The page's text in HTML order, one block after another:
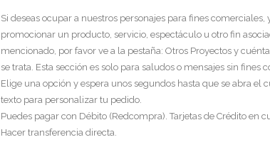
Si deseas ocupar a nuestros personajes para fines comerciales,
promocionar un producto, servicio, espectáculo u otro fin
mencionado, por favor ve a la pestaña: Otros Proyectos y
se trata. Esta sección es solo para saludos o mensajes sin fines
Elige una opción y espera unos segundos hasta que se abra el
texto para personalizar tu pedido.
Puedes pagar con Débito (Redcompra). Tarjetas de Crédito en
Hacer transferencia directa.